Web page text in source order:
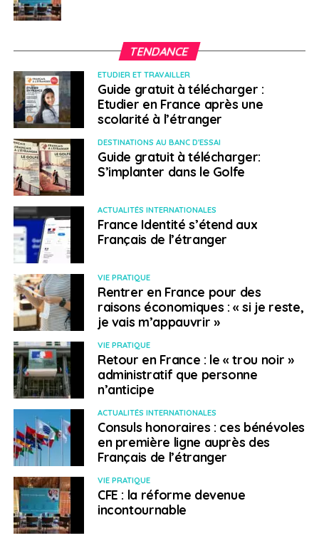
TENDANCE
ETUDIER ET TRAVAILLER
Guide gratuit à télécharger :
Etudier en France après une
scolarité à l’étranger
DESTINATIONS AU BANC D'ESSAI
Guide gratuit à télécharger:
S’implanter dans le Golfe
ACTUALITÉS INTERNATIONALES
France Identité s’étend aux
Français de l’étranger
VIE PRATIQUE
Rentrer en France pour des
raisons économiques : « si je reste,
je vais m’appauvrir »
VIE PRATIQUE
Retour en France : le « trou noir »
administratif que personne
n’anticipe
ACTUALITÉS INTERNATIONALES
Consuls honoraires : ces bénévoles
en première ligne auprès des
Français de l’étranger
VIE PRATIQUE
CFE : la réforme devenue
incontournable